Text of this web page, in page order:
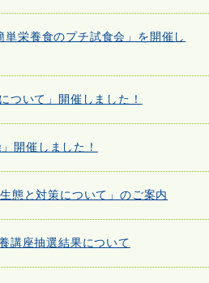
栄養食のプチ試食会」を開催し
ついて」開催しました！
開催しました！
態と対策について」のご案内
講座抽選結果について